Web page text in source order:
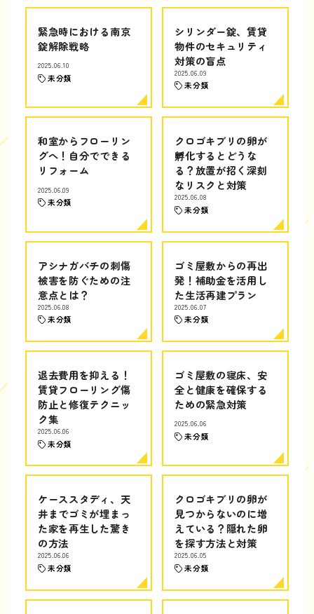
緊急時における南京
錠解除戦略
2025.06.10
未分類
シリンダー錠、賃貸
物件のセキュリティ
対策の盲点
2025.06.09
未分類
和室からフローリン
グへ！自分でできる
リフォーム
2025.06.09
未分類
クロゴキブリの卵が
孵化するとどうな
る？放置が招く深刻
なリスクと対策
2025.06.08
未分類
アシナガバチの刺傷
被害を防ぐための注
意点とは？
2025.06.08
未分類
ゴミ屋敷からの再出
発！補助金を活用し
た生活再建プラン
2025.06.07
未分類
退去費用を抑える！
賃貸フローリング傷
防止と修復テクニッ
ク集
2025.06.06
未分類
ゴミ屋敷の寝床、安
全と健康を確保する
ための緊急対策
2025.06.06
未分類
ケーススタディ、天
井までゴミが埋まっ
た家を再生した驚き
の方法
2025.06.06
未分類
クロゴキブリの卵が
見つからないのに増
えている？隠れた卵
を探す方法と対策
2025.06.05
未分類